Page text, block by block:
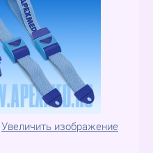
Увеличить изображение